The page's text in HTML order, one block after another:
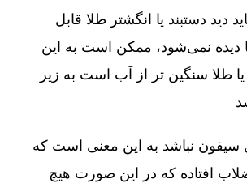
دید دستبند یا انگشتر طلا قابل
دیده نمی‌شود، ممکن است به این
طلا سنگین تر از آب است به زیر
سیفون نباشد به این معنی است که
افتاده که در این صورت هیچ